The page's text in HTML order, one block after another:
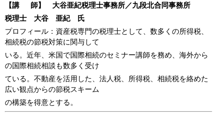
【講
師】 大谷亜紀税理士事務所／九段北合同事務所
税理士 大谷 亜紀 氏
プロフィール：資産税専門の税理士として、数多くの所得税、
相続税の節税対策に関与して
いる。近年、米国で国際相続のセミナー講師を務め、海外から
の国際相続相談も数多く受け
ている。不動産を活用した、法人税、所得税、相続税を絡めた
広い観点からの節税スキーム
の構築を得意とする。